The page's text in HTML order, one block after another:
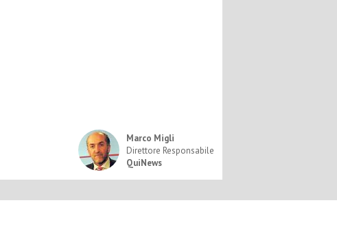
Marco Migli
Direttore Responsabile
QuiNews